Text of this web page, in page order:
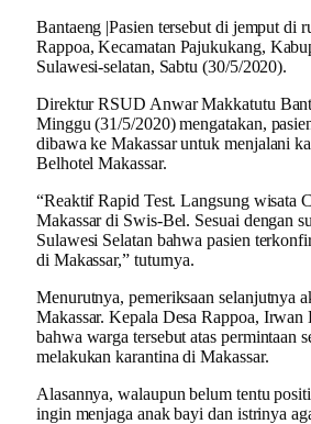
Bantaeng |Pasien tersebut di jemput di
Rappoa, Kecamatan Pajukukang,
Sulawesi-selatan, Sabtu (30/5/2020).
Direktur RSUD Anwar Makkatutu
Minggu (31/5/2020) mengatakan,
dibawa ke Makassar untuk menjalani
Belhotel Makassar.
“Reaktif Rapid Test. Langsung wisata
Makassar di Swis-Bel. Sesuai dengan
Sulawesi Selatan bahwa pasien
di Makassar,” tuturnya.
Menurutnya, pemeriksaan selanjutnya
Makassar. Kepala Desa Rappoa, Irwan
bahwa warga tersebut atas permintaan
melakukan karantina di Makassar.
Alasannya, walaupun belum tentu
ingin menjaga anak bayi dan istrinya